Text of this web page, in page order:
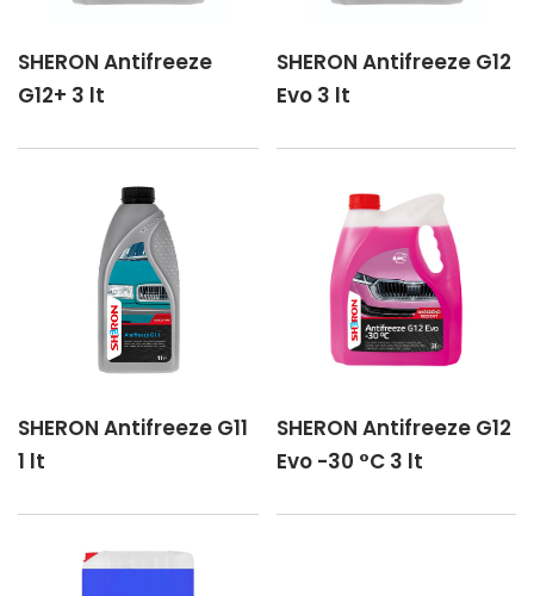
SHERON Antifreeze
G12+ 3 lt
SHERON Antifreeze G12
Evo 3 lt
SHERON Antifreeze G11
1 lt
SHERON Antifreeze G12
Evo -30 °C 3 lt